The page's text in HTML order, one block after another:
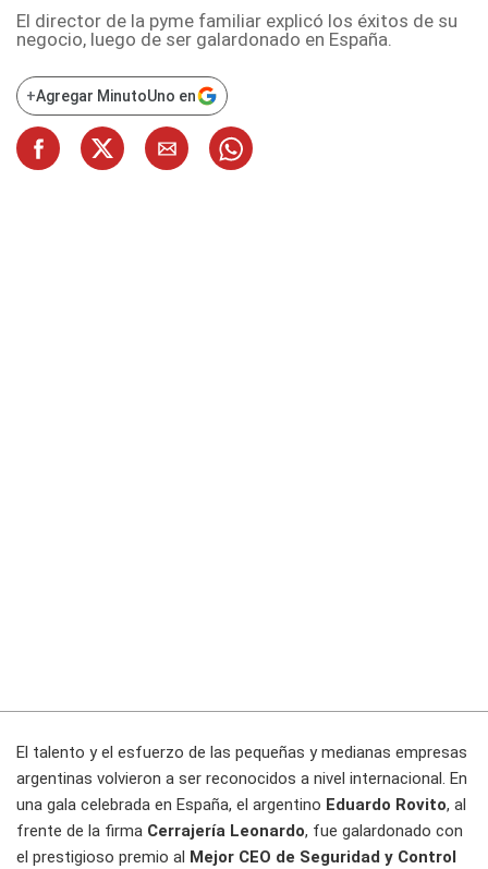
El director de la pyme familiar explicó los éxitos de su
negocio, luego de ser galardonado en España.
+Agregar MinutoUno en
El talento y el esfuerzo de las pequeñas y medianas empresas
argentinas volvieron a ser reconocidos a nivel internacional. En
una gala celebrada en España, el argentino Eduardo Rovito, al
frente de la firma Cerrajería Leonardo, fue galardonado con
el prestigioso premio al Mejor CEO de Seguridad y Control